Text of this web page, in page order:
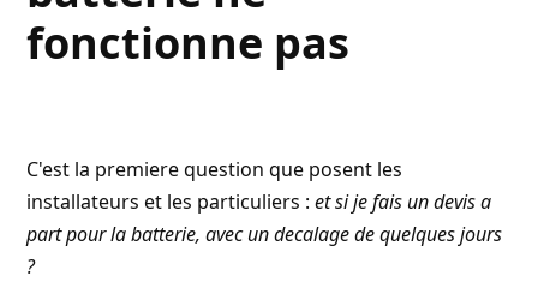
fonctionne pas
C'est la premiere question que posent les
installateurs et les particuliers :et si je fais un devis a
part pour la batterie, avec un decalage de quelques jours
?